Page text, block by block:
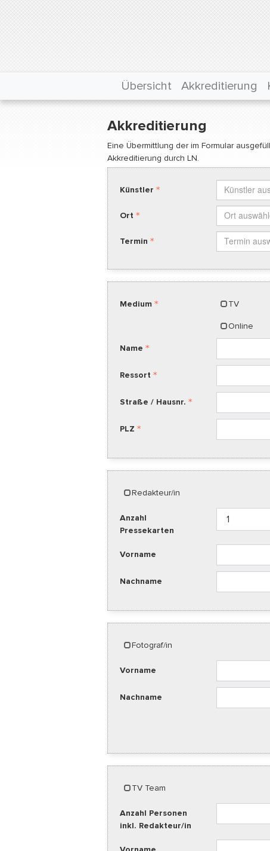
Übersicht Akkreditierung
Akkreditierung
Eine Übermittlung der im Formular
Akkreditierung durch LN.
Künstler Künstler
Künstler
Ort Ort
Ort
Termin Termin
Termin
Medium TV
Online
Name
Ressort
Straße / Hausnr.
PLZ
Redakteur/in
Anzahl
Pressekarten
Vorname
Nachname
Fotograf/in
Vorname
Nachname
TV Team
Anzahl Personen
inkl. Redakteur/in